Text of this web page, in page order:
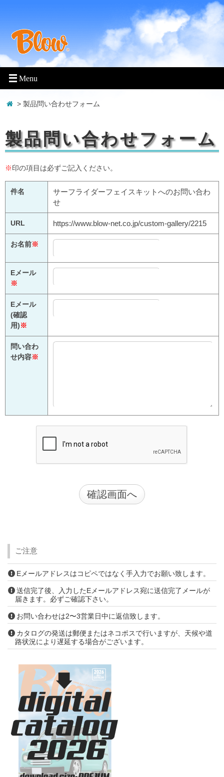
> 製品問い合わせフォーム
製品問い合わせフォーム
※印の項目は必ずご記入ください。
件名
サーフライダーフェイスキットへのお問い合わ
せ
URL https://www.blow-net.co.jp/custom-gallery/2215
お名前※
Eメール
※
Eメール
(確認
用)※
問い合わ
せ内容※
ご注意
Eメールアドレスはコピペではなく手入力でお願い致します。
送信完了後、入力したEメールアドレス宛に送信完了メールが
届きます。必ずご確認下さい。
お問い合わせは2〜3営業日中に返信致します。
カタログの発送は郵便またはネコポスで行いますが、天候や道
路状況により遅延する場合がございます。